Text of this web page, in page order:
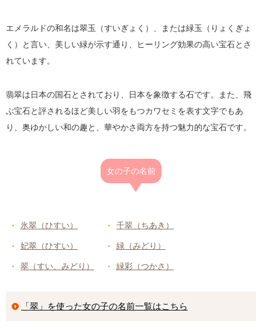
エメラルドの和名は翠玉（すいぎょく）、または緑玉（りょくぎょ
く）と言い、美しい緑が示す通り、ヒーリング効果の高い宝石とさ
れています。
翡翠は日本の国石とされており、日本を象徴する石です。また、飛
ぶ宝石と評されるほど美しい羽をもつカワセミを表す文字でもあ
り、奥ゆかしい和の趣と、華やかさ両方を持つ魅力的な宝石です。
女の子の名前
氷翠（ひすい）
妃翠（ひすい）
翠（すい、みどり）
千翠（ちあき）
緑（みどり）
緑彩（つかさ）
「翠」を使った女の子の名前一覧はこちら